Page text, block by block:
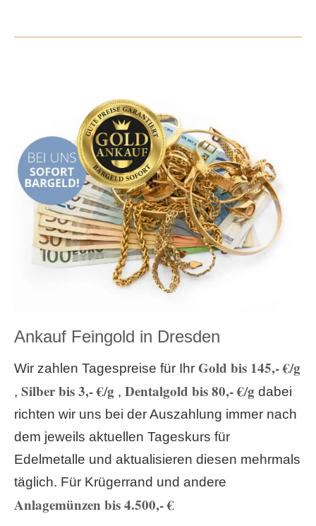
Ankauf Feingold in Dresden
Wir zahlen Tagespreise für Ihr Gold bis 145,- €/g
, Silber bis 3,- €/g, Dentalgold bis 80,- €/gdabei
richten wir uns bei der Auszahlung immer nach
dem jeweils aktuellen Tageskurs für
Edelmetalle und aktualisieren diesen mehrmals
täglich. Für Krügerrand und andere
Anlagemünzen bis 4.500,- €